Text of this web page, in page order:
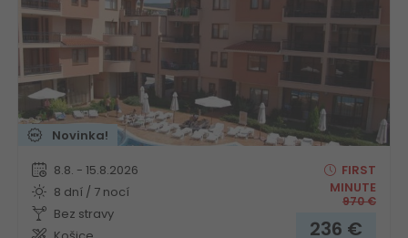
Novinka!
8.8. - 15.8.2026
8 dní / 7 nocí
Bez stravy
FIRST
MINUTE
970€
236 €